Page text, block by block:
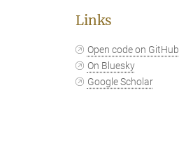
Links
Open code on GitHub
On Bluesky
Google Scholar